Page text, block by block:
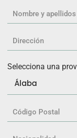
Selecciona una